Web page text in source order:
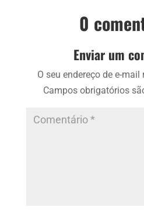
0
Enviar um
O seu endereço de e-
Campos obrigatórios